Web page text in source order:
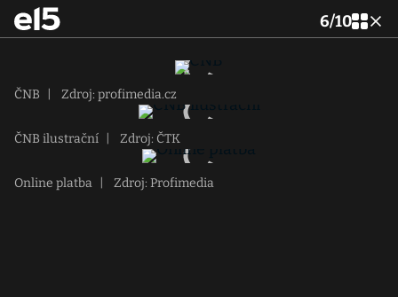
6/10
ČNB Zdroj: profimedia.cz
ČNB ilustrační Zdroj: ČTK
Online platba Zdroj: Profimedia